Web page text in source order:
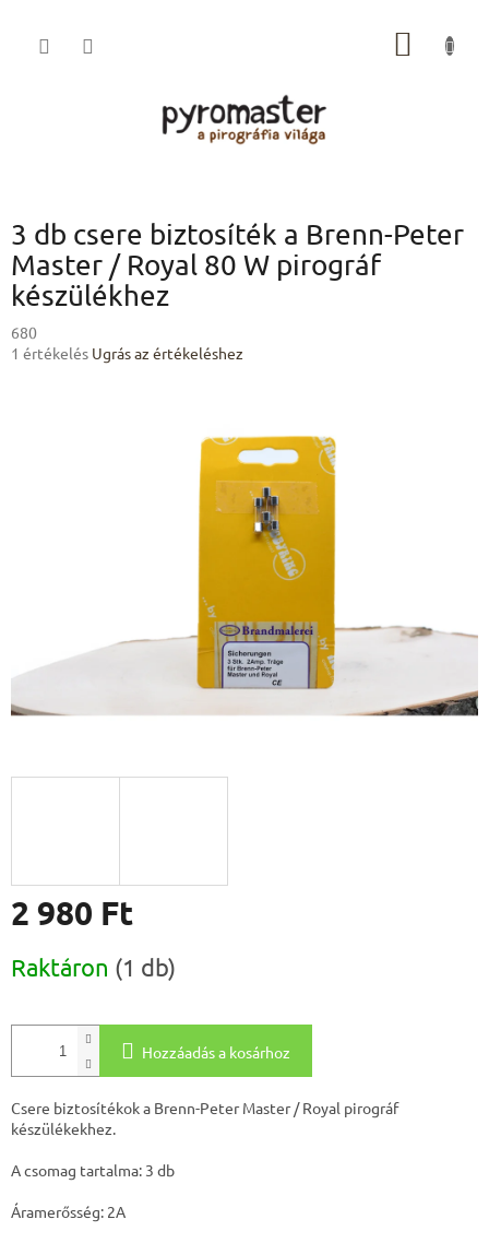
KOSÁR
3 db csere biztosíték a Brenn-Peter
Master / Royal 80 W pirográf
készülékhez
680
A
1 értékelés Ugrás az értékeléshez
2 980 Ft
Raktáron (1 db)
Hozzáadás a kosárhoz
Csere biztosítékok a Brenn-Peter Master / Royal pirográf
készülékekhez.
A csomag tartalma: 3 db
Áramerősség: 2A